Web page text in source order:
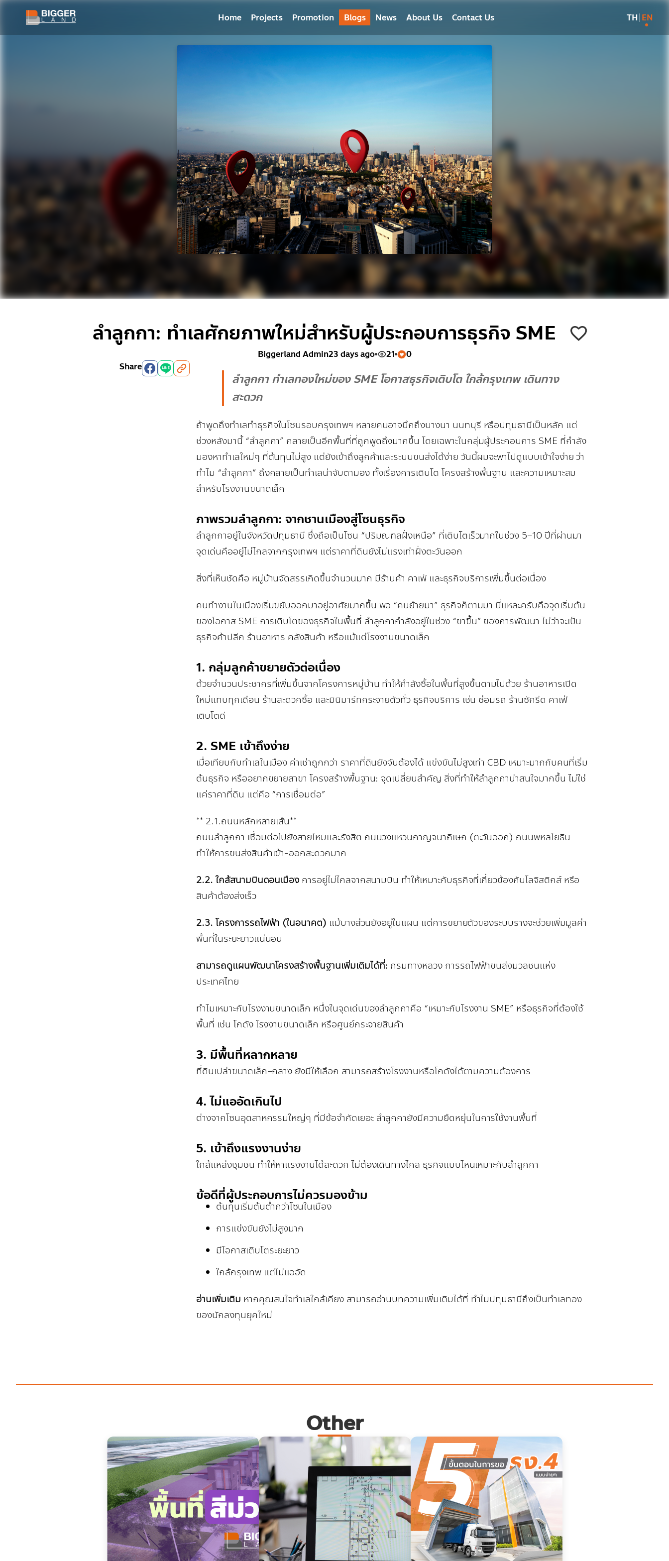
Home Projects Promotion Blogs News About Us Contact Us TH|EN
ลำลูกกา: ทำเลศักยภาพใหม่สำหรับผู้ประกอบการธุรกิจ SME
Biggerland Admin23 days ago 21
0
Share
ลำลูกกา ทำเลทองใหม่ของ SME โอกาสธุรกิจเติบโต ใกล้กรุงเทพ เดินทาง
สะดวก
ถ้าพูดถึงทำเลทำธุรกิจในโซนรอบกรุงเทพฯ หลายคนอาจนึกถึงบางนา นนทบุรี หรือปทุมธานีเป็นหลัก แต่
ช่วงหลังมานี้ “ลำลูกกา” กลายเป็นอีกพื้นที่ที่ถูกพูดถึงมากขึ้น โดยเฉพาะในกลุ่มผู้ประกอบการ SME ที่กำลัง
มองหาทำเลใหม่ๆ ที่ต้นทุนไม่สูง แต่ยังเข้าถึงลูกค้าและระบบขนส่งได้ง่าย วันนี้ผมจะพาไปดูแบบเข้าใจง่าย ว่า
ทำไม “ลำลูกกา” ถึงกลายเป็นทำเลน่าจับตามอง ทั้งเรื่องการเติบโต โครงสร้างพื้นฐาน และความเหมาะสม
สำหรับโรงงานขนาดเล็ก
ภาพรวมลำลูกกา: จากชานเมืองสู่โซนธุรกิจ
ลำลูกกาอยู่ในจังหวัดปทุมธานี ซึ่งถือเป็นโซน “ปริมณฑลฝั่งเหนือ” ที่เติบโตเร็วมากในช่วง 5–10 ปีที่ผ่านมา
จุดเด่นคืออยู่ไม่ไกลจากกรุงเทพฯ แต่ราคาที่ดินยังไม่แรงเท่าฝั่งตะวันออก
สิ่งที่เห็นชัดคือ หมู่บ้านจัดสรรเกิดขึ้นจำนวนมาก มีร้านค้า คาเฟ่ และธุรกิจบริการเพิ่มขึ้นต่อเนื่อง
คนทำงานในเมืองเริ่มขยับออกมาอยู่อาศัยมากขึ้น พอ “คนย้ายมา” ธุรกิจก็ตามมา นี่แหละครับคือจุดเริ่มต้น
ของโอกาส SME การเติบโตของธุรกิจในพื้นที่ ลำลูกกากำลังอยู่ในช่วง “ขาขึ้น” ของการพัฒนา ไม่ว่าจะเป็น
ธุรกิจค้าปลีก ร้านอาหาร คลังสินค้า หรือแม้แต่โรงงานขนาดเล็ก
1. กลุ่มลูกค้าขยายตัวต่อเนื่อง
ด้วยจำนวนประชากรที่เพิ่มขึ้นจากโครงการหมู่บ้าน ทำให้กำลังซื้อในพื้นที่สูงขึ้นตามไปด้วย ร้านอาหารเปิด
ใหม่แทบทุกเดือน ร้านสะดวกซื้อ และมินิมาร์ทกระจายตัวทั่ว ธุรกิจบริการ เช่น ซ่อมรถ ร้านซักรีด คาเฟ่
เติบโตดี
2. SME เข้าถึงง่าย
เมื่อเทียบกับทำเลในเมือง ค่าเช่าถูกกว่า ราคาที่ดินยังจับต้องได้ แข่งขันไม่สูงเท่า CBD เหมาะมากกับคนที่เริ่ม
ต้นธุรกิจ หรืออยากขยายสาขา โครงสร้างพื้นฐาน: จุดเปลี่ยนสำคัญ สิ่งที่ทำให้ลำลูกกาน่าสนใจมากขึ้น ไม่ใช่
แค่ราคาที่ดิน แต่คือ “การเชื่อมต่อ”
** 2.1.ถนนหลักหลายเส้น**
ถนนลำลูกกา เชื่อมต่อไปยังสายไหมและรังสิต ถนนวงแหวนกาญจนาภิเษก (ตะวันออก) ถนนพหลโยธิน
ทำให้การขนส่งสินค้าเข้า-ออกสะดวกมาก
2.2. ใกล้สนามบินดอนเมือง การอยู่ไม่ไกลจากสนามบิน ทำให้เหมาะกับธุรกิจที่เกี่ยวข้องกับโลจิสติกส์ หรือ
สินค้าต้องส่งเร็ว
2.3. โครงการรถไฟฟ้า (ในอนาคต) แม้บางส่วนยังอยู่ในแผน แต่การขยายตัวของระบบรางจะช่วยเพิ่มมูลค่า
พื้นที่ในระยะยาวแน่นอน
สามารถดูแผนพัฒนาโครงสร้างพื้นฐานเพิ่มเติมได้ที่: กรมทางหลวง การรถไฟฟ้าขนส่งมวลชนแห่ง
ประเทศไทย
ทำไมเหมาะกับโรงงานขนาดเล็ก หนึ่งในจุดเด่นของลำลูกกาคือ “เหมาะกับโรงงาน SME” หรือธุรกิจที่ต้องใช้
พื้นที่ เช่น โกดัง โรงงานขนาดเล็ก หรือศูนย์กระจายสินค้า
3. มีพื้นที่หลากหลาย
ที่ดินเปล่าขนาดเล็ก–กลาง ยังมีให้เลือก สามารถสร้างโรงงานหรือโกดังได้ตามความต้องการ
4. ไม่แออัดเกินไป
ต่างจากโซนอุตสาหกรรมใหญ่ๆ ที่มีข้อจำกัดเยอะ ลำลูกกายังมีความยืดหยุ่นในการใช้งานพื้นที่
5. เข้าถึงแรงงานง่าย
ใกล้แหล่งชุมชน ทำให้หาแรงงานได้สะดวก ไม่ต้องเดินทางไกล ธุรกิจแบบไหนเหมาะกับลำลูกกา
ข้อดีที่ผู้ประกอบการไม่ควรมองข้าม
ต้นทุนเริ่มต้นต่ำกว่าโซนในเมือง
การแข่งขันยังไม่สูงมาก
มีโอกาสเติบโตระยะยาว
ใกล้กรุงเทพ แต่ไม่แออัด
อ่านเพิ่มเติม หากคุณสนใจทำเลใกล้เคียง สามารถอ่านบทความเพิ่มเติมได้ที่ ทำไมปทุมธานีถึงเป็นทำเลทอง
ของนักลงทุนยุคใหม่
Other